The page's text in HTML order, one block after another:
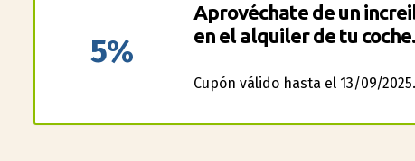
5%
Aprovéchate de un
en el alquiler de tu coche.
Cupón válido hasta el 13/09/2025.